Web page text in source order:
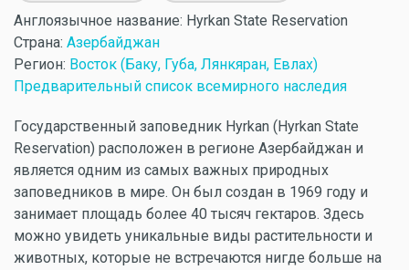
Англоязычное название: Hyrkan State Reservation
Страна: Азербайджан
Регион: Восток (Баку, Губа, Лянкяран, Евлах)
Предварительный список всемирного наследия
Государственный заповедник Hyrkan (Hyrkan State
Reservation) расположен в регионе Азербайджан и
является одним из самых важных природных
заповедников в мире. Он был создан в 1969 году и
занимает площадь более 40 тысяч гектаров. Здесь
можно увидеть уникальные виды растительности и
животных, которые не встречаются нигде больше на